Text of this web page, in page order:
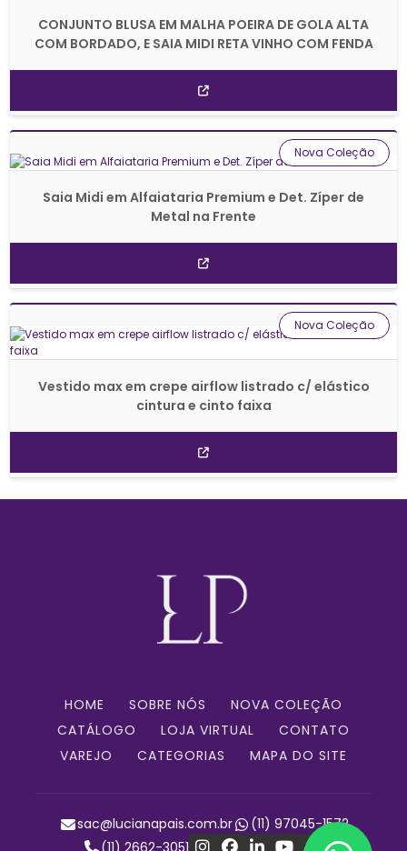
CONJUNTO BLUSA EM MALHA POEIRA DE GOLA ALTA
COM BORDADO, E SAIA MIDI RETA VINHO COM FENDA
Saia Midi em Alfaiataria Premium e Det. Zíper de
Metal na Frente
Nova Coleção
Vestido max em crepe airflow listrado c/ elástico
cintura e cinto faixa
Nova Coleção
HOME SOBRE NÓS
NOVA COLEÇÃO
CATÁLOGO
LOJA VIRTUAL
CONTATO
VAREJO
CATEGORIAS MAPA DO SITE
sac@lucianapais.com.br
(11) 97045-1572
(11) 2662-3051